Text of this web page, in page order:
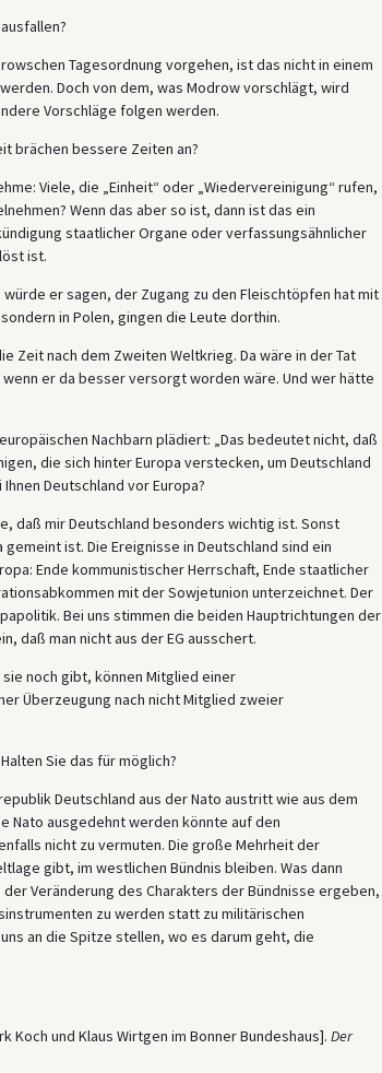
Tagesordnung vorgehen, ist das nicht in einem
Doch von dem, was Modrow vorschlägt, wird
Vorschläge folgen werden.
brächen bessere Zeiten an?
Viele, die „Einheit“ oder „Wiedervereinigung“ rufen,
Wenn das aber so ist, dann ist das ein
staatlicher Organe oder verfassungsähnlicher
ist.
er sagen, der Zugang zu den Fleischtöpfen hat mit
in Polen, gingen die Leute dorthin.
Zeit nach dem Zweiten Weltkrieg. Da wäre in der Tat
er da besser versorgt worden wäre. Und wer hätte
Nachbarn plädiert: „Das bedeutet nicht, daß
die sich hinter Europa verstecken, um Deutschland
Deutschland vor Europa?
daß mir Deutschland besonders wichtig ist. Sonst
ist. Die Ereignisse in Deutschland sind ein
Ende kommunistischer Herrschaft, Ende staatlicher
mit der Sowjetunion unterzeichnet. Der
Bei uns stimmen die beiden Hauptrichtungen der
daß man nicht aus der EG ausschert.
noch gibt, können Mitglied einer
Überzeugung nach nicht Mitglied zweier
Sie das für möglich?
Deutschland aus der Nato austritt wie aus dem
Nato ausgedehnt werden könnte auf den
nicht zu vermuten. Die große Mehrheit der
gibt, im westlichen Bündnis bleiben. Was dann
Veränderung des Charakters der Bündnisse ergeben,
zu werden statt zu militärischen
an die Spitze stellen, wo es darum geht, die
Koch und Klaus Wirtgen im Bonner Bundeshaus]. Der